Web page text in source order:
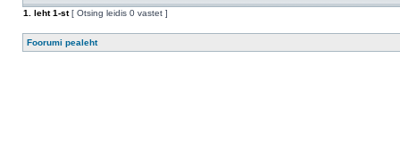
1
. leht1-st[ Otsing leidis 0 vastet ]
Foorumi pealeht